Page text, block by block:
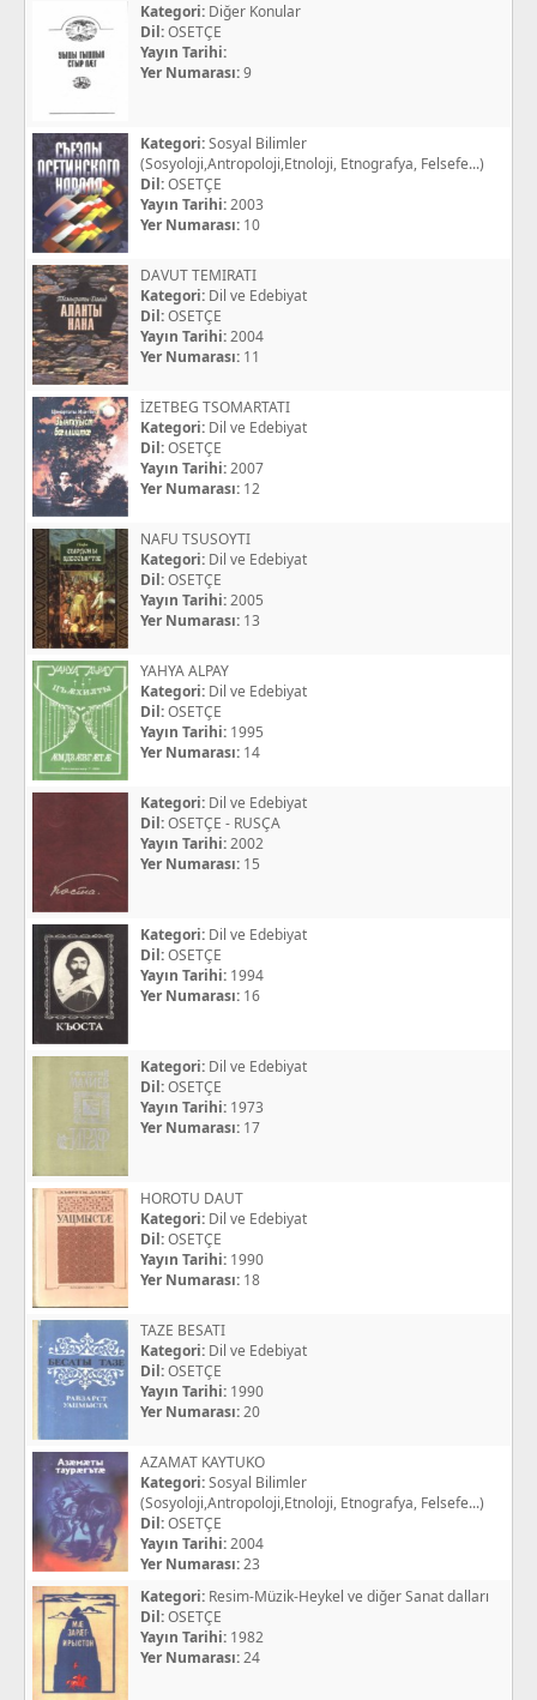
Kategori: Diğer Konular
Dil:OSETÇE
Yayın Tarihi:
Yer Numarası:9
Kategori:Sosyal Bilimler
(Sosyoloji,Antropoloji,Etnoloji, Etnografya, Felsefe...)
Dil:OSETÇE
Yayın Tarihi:2003
Yer Numarası: 10
DAVUT TEMIRATI
Kategori: Dil ve Edebiyat
Dil:OSETÇE
Yayın Tarihi:2004
Yer Numarası: 11
İZETBEG TSOMARTATI
Kategori: Dil ve Edebiyat
Dil:OSETÇE
Yayın Tarihi:2007
Yer Numarası: 12
NAFU TSUSOYTI
Kategori: Dil ve Edebiyat
Dil:OSETÇE
Yayın Tarihi:2005
Yer Numarası: 13
YAHYA ALPAY
Kategori: Dil ve Edebiyat
Dil:OSETÇE
Yayın Tarihi: 1995
Yer Numarası: 14
Kategori: Dil ve Edebiyat
Dil:OSETÇE - RUSÇA
Yayın Tarihi:2002
Yer Numarası: 15
Kategori: Dil ve Edebiyat
Dil:OSETÇE
Yayın Tarihi: 1994
Yer Numarası: 16
Kategori: Dil ve Edebiyat
Dil:OSETÇE
Yayın Tarihi: 1973
Yer Numarası: 17
HOROTU DAUT
Kategori: Dil ve Edebiyat
Dil:OSETÇE
Yayın Tarihi: 1990
Yer Numarası: 18
TAZE BESATI
Kategori: Dil ve Edebiyat
Dil:OSETÇE
Yayın Tarihi: 1990
Yer Numarası:20
AZAMAT KAYTUKO
Kategori:Sosyal Bilimler
(Sosyoloji,Antropoloji,Etnoloji, Etnografya, Felsefe...)
Dil:OSETÇE
Yayın Tarihi:2004
Yer Numarası:23
Kategori: Resim-Müzik-Heykel ve diğer Sanat dalları
Dil:OSETÇE
Yayın Tarihi: 1982
Yer Numarası:24